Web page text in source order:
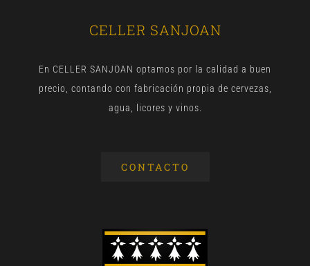
CELLER SANJOAN
En CELLER SANJOAN optamos por la calidad a buen
precio, contando con fabricación propia de cervezas,
agua, licores y vinos.
CONTACTO